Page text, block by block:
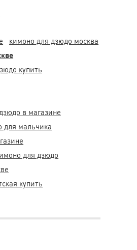
кимоно для дзюдо москва
купить
в магазине
для мальчика
для дзюдо
купить